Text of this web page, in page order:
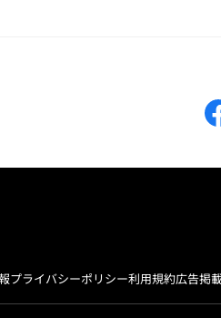
プライバシーポリシー利用規約広告掲